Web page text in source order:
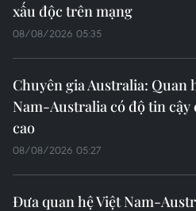
xấu độc trên mạng
08/08/2026 05:35
Chuyên gia Australia: Quan
Nam-Australia có độ tin
cao
08/08/2026 05:27
Đưa quan hệ Việt Nam-